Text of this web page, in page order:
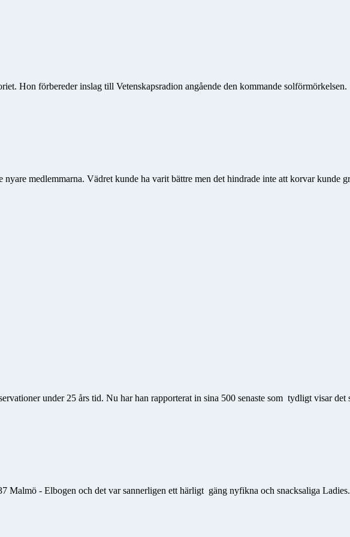
Hon förbereder inslag till Vetenskapsradion angående den kommande solförmörkelsen.
medlemmarna. Vädret kunde ha varit bättre men det hindrade inte att korvar kunde
under 25 års tid. Nu har han rapporterat in sina 500 senaste som tydligt visar det
Malmö - Elbogen och det var sannerligen ett härligt gäng nyfikna och snacksaliga Ladies.